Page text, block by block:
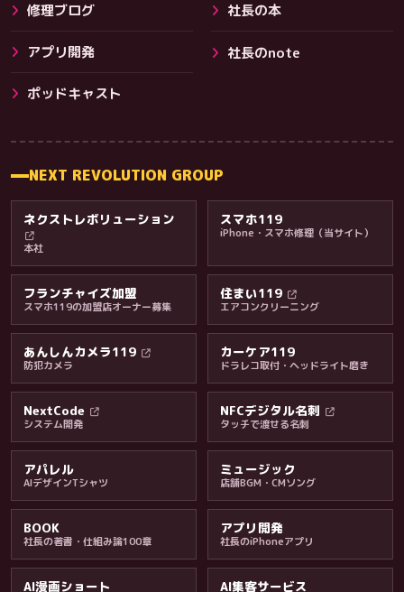
その他サービス
料金・保証・ご案内
修理ブログ 社長の本
アプリ開発 社長のnote
ポッドキャスト
NEXT REVOLUTION GROUP
ネクストレボリューション
本社
スマホ119
iPhone・スマホ修理（当サイト）
フランチャイズ加盟
スマホ119の加盟店オーナー募集
住まい119
エアコンクリーニング
あんしんカメラ119
防犯カメラ
カーケア119
ドラレコ取付・ヘッドライト磨き
NextCode
システム開発
NFCデジタル名刺
タッチで渡せる名刺
アパレル
AIデザインTシャツ
ミュージック
店舗BGM・CMソング
BOOK
社長の著書・仕組み論100章
アプリ開発
社長のiPhoneアプリ
AI漫画ショート AI集客サービス